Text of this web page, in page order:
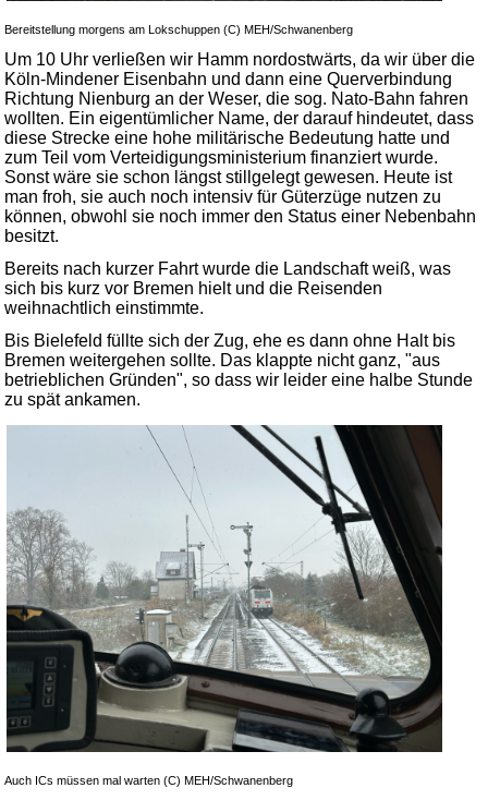
Bereitstellung morgens am Lokschuppen (C) MEH/Schwanenberg
Um 10 Uhr verließen wir Hamm nordostwärts, da wir über die
Köln-Mindener Eisenbahn und dann eine Querverbindung
Richtung Nienburg an der Weser, die sog. Nato-Bahn fahren
wollten. Ein eigentümlicher Name, der darauf hindeutet, dass
diese Strecke eine hohe militärische Bedeutung hatte und
zum Teil vom Verteidigungsministerium finanziert wurde.
Sonst wäre sie schon längst stillgelegt gewesen. Heute ist
man froh, sie auch noch intensiv für Güterzüge nutzen zu
können, obwohl sie noch immer den Status einer Nebenbahn
besitzt.
Bereits nach kurzer Fahrt wurde die Landschaft weiß, was
sich bis kurz vor Bremen hielt und die Reisenden
weihnachtlich einstimmte.
Bis Bielefeld füllte sich der Zug, ehe es dann ohne Halt bis
Bremen weitergehen sollte. Das klappte nicht ganz, "aus
betrieblichen Gründen", so dass wir leider eine halbe Stunde
zu spät ankamen.
Auch ICs müssen mal warten (C) MEH/Schwanenberg